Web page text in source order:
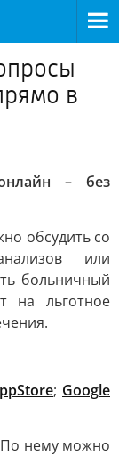
в
– без
обсудить со
или
больничный
на льготное
; Google
нему можно